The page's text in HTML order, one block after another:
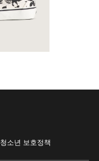
청소년 보호정책